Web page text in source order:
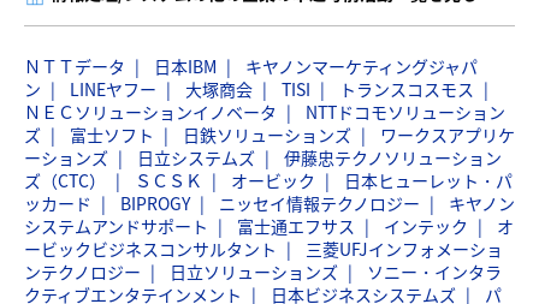
ＮＴＴデータ 日本IBM
キヤノンマーケティングジャパ
ン
LINEヤフー 大塚商会 TISI
トランスコスモス
ＮＥＣソリューションイノベータ
NTTドコモソリューション
ズ
富士ソフト 日鉄ソリューションズ
ワークスアプリケ
ーションズ
日立システムズ
伊藤忠テクノソリューション
ズ（CTC）
ＳＣＳＫ オービック
日本ヒューレット・パ
ッカード
BIPROGY ニッセイ情報テクノロジー
キヤノン
システムアンドサポート
富士通エフサス インテック
オ
ービックビジネスコンサルタント
三菱UFJインフォメーショ
ンテクノロジー
日立ソリューションズ
ソニー・インタラ
クティブエンタテインメント
日本ビジネスシステムズ
パ